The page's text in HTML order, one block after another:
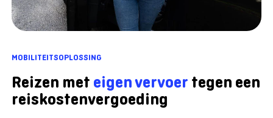
MOBILITEITSOPLOSSING
Reizen met eigen vervoer tegen een
reiskostenvergoeding